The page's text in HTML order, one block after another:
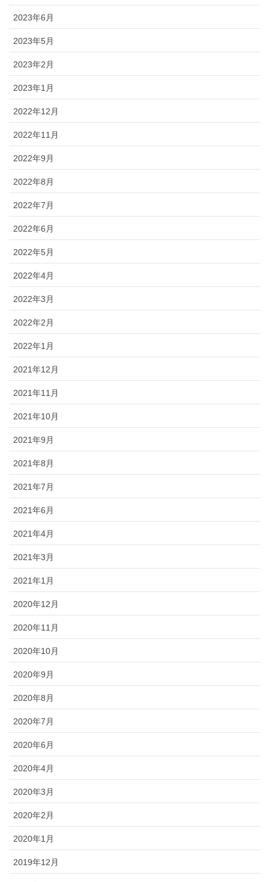
2023年6月
2023年5月
2023年2月
2023年1月
2022年12月
2022年11月
2022年9月
2022年8月
2022年7月
2022年6月
2022年5月
2022年4月
2022年3月
2022年2月
2022年1月
2021年12月
2021年11月
2021年10月
2021年9月
2021年8月
2021年7月
2021年6月
2021年4月
2021年3月
2021年1月
2020年12月
2020年11月
2020年10月
2020年9月
2020年8月
2020年7月
2020年6月
2020年4月
2020年3月
2020年2月
2020年1月
2019年12月